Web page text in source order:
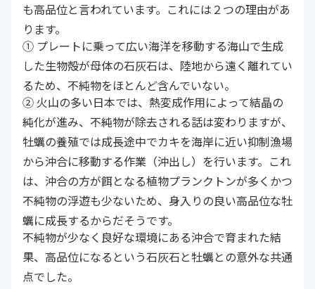
も高品位と言われています。これには２つの理由があ
ります。
① プレートに乗って広い海洋を移動する海山で生成
した生物殻が母体の石灰石は、陸地から遠く離れてい
るため、不純物をほとんど含んでいない。
② 火山の多い日本では、熱変成作用によって結晶の
純化が進み、不純物が除去される話は変わりますが、
牡蠣の養殖では成長途中でカキを海岸に近い抑制漁場
から沖合に移動する作業（沖出し）を行います。これ
は、沖合の方が餌となる植物プランクトンが多くかつ
不純物の浮遊も少ないため、身入りの良い高品位な牡
蠣に成長するからだそうです。
不純物が少なく良好な環境にある沖合で育まれた結
果、高品位になるという石灰石と牡蠣との意外な共通
点でした。